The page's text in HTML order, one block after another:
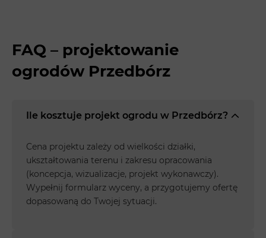
FAQ – projektowanie
ogrodów Przedbórz
Ile kosztuje projekt ogrodu w Przedbórz?
Cena projektu zależy od wielkości działki,
ukształtowania terenu i zakresu opracowania
(koncepcja, wizualizacje, projekt wykonawczy).
Wypełnij formularz wyceny, a przygotujemy ofertę
dopasowaną do Twojej sytuacji.